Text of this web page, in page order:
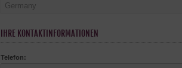
IHRE KONTAKTINFORMATIONEN
Telefon: